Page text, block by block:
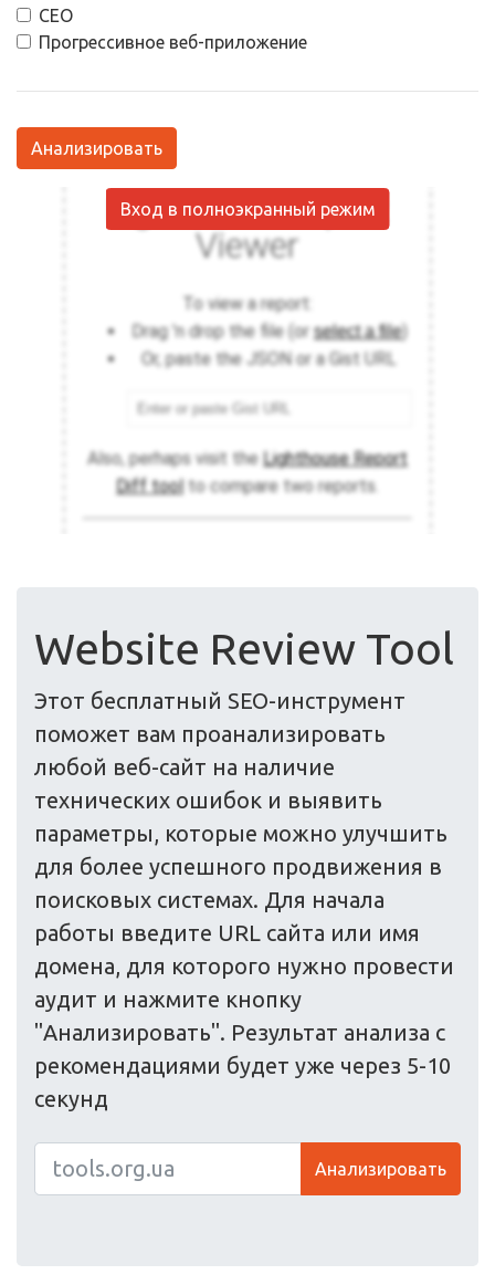
СЕО
Прогрессивное веб-приложение
Анализировать
Вход в полноэкранный режим
Website Review Tool
Этот бесплатный SEO-инструмент
поможет вам проанализировать
любой веб-сайт на наличие
технических ошибок и выявить
параметры, которые можно улучшить
для более успешного продвижения в
поисковых системах. Для начала
работы введите URL сайта или имя
домена, для которого нужно провести
аудит и нажмите кнопку
"Анализировать". Результат анализа с
рекомендациями будет уже через 5-10
секунд
Анализировать